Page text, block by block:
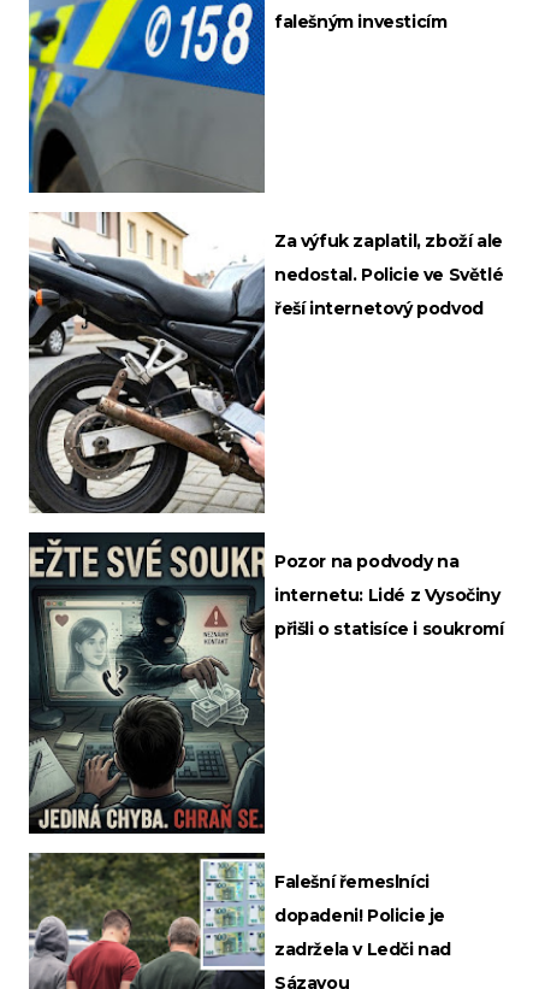
falešným investicím
Za výfuk zaplatil, zboží ale
nedostal. Policie ve Světlé
řeší internetový podvod
Pozor na podvody na
internetu: Lidé z Vysočiny
přišli o statisíce i soukromí
Falešní řemeslníci
dopadeni! Policie je
zadržela v Ledči nad
Sázavou